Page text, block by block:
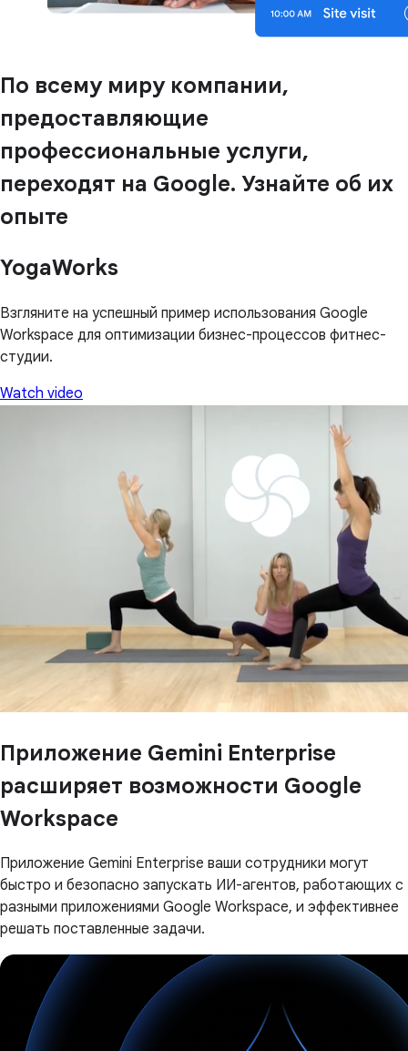
По всему миру компании,
предоставляющие
профессиональные услуги,
переходят на Google. Узнайте об их
опыте
YogaWorks
Взгляните на успешный пример использования Google
Workspace для оптимизации бизнес-процессов фитнес-
студии.
Watch video
Приложение Gemini Enterprise
расширяет возможности Google
Workspace
Приложение Gemini Enterprise ваши сотрудники могут
быстро и безопасно запускать ИИ-агентов, работающих с
разными приложениями Google Workspace, и эффективнее
решать поставленные задачи.